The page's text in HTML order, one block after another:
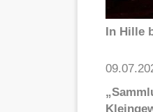
In Hille